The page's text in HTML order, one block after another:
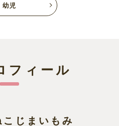
幼児
フィール
こじまいもみ